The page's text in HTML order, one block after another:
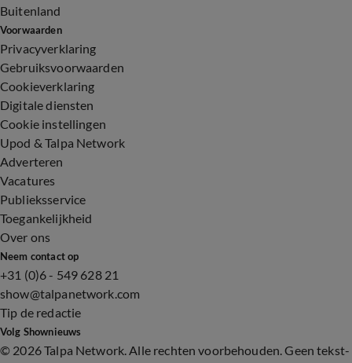
Buitenland
Voorwaarden
Privacyverklaring
Gebruiksvoorwaarden
Cookieverklaring
Digitale diensten
Cookie instellingen
Upod & Talpa Network
Adverteren
Vacatures
Publieksservice
Toegankelijkheid
Over ons
Neem contact op
+31 (0)6 - 549 628 21
show@talpanetwork.com
Tip de redactie
Volg Shownieuws
© 2026 Talpa Network. Alle rechten voorbehouden. Geen tekst-